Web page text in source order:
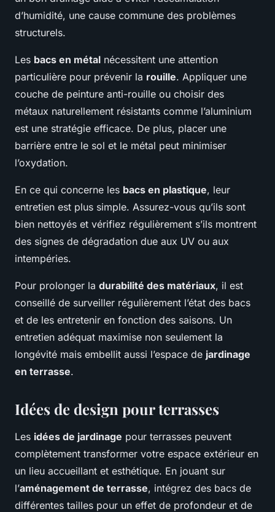
d’humidité, une cause commune des problèmes
structurels.
Les bacs en métal nécessitent une attention
particulière pour prévenir la rouille. Appliquer une
couche de peinture anti-rouille ou choisir des
métaux naturellement résistants comme l’aluminium
est une stratégie efficace. De plus, placer une
barrière entre le sol et le métal peut minimiser
l’oxydation.
En ce qui concerne les bacs en plastique, leur
entretien est plus simple. Assurez-vous qu’ils sont
bien nettoyés et vérifiez régulièrement s’ils montrent
des signes de dégradation due aux UV ou aux
intempéries.
Pour prolonger la durabilité des matériaux, il est
conseillé de surveiller régulièrement l’état des bacs
et de les entretenir en fonction des saisons. Un
entretien adéquat maximise non seulement la
longévité mais embellit aussi l’espace de jardinage
en terrasse.
Idées de design pour terrasses
Les idées de jardinage pour terrasses peuvent
complètement transformer votre espace extérieur en
un lieu accueillant et esthétique. En jouant sur
l’aménagement de terrasse, intégrez des bacs de
différentes tailles pour un effet de profondeur et de